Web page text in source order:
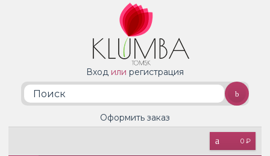
Вход или регистрация
0 ₽
Оформить заказ